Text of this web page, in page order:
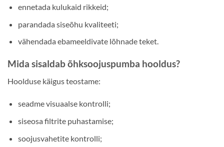
ennetada kulukaid rikkeid;
parandada siseõhu kvaliteeti;
vähendada ebameeldivate lõhnade teket.
Mida sisaldab õhksoojuspumba hooldus?
Hoolduse käigus teostame:
seadme visuaalse kontrolli;
siseosa filtrite puhastamise;
soojusvahetite kontrolli;